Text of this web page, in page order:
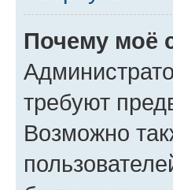
Почему моё
требуют
Возможно